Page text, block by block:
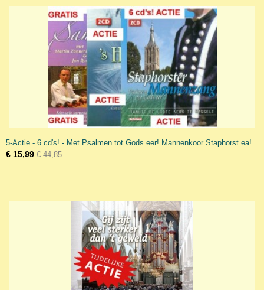
5-Actie - 6 cd's! - Met Psalmen tot Gods eer! Mannenkoor Staphorst ea!
€ 15,99 € 44,85